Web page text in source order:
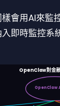
會用AI來監
即時監控系
OpenClaw對金
OpenClaw